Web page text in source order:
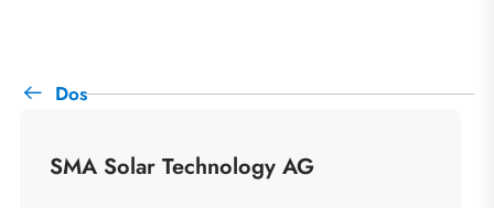
Dos
SMA Solar Technology AG